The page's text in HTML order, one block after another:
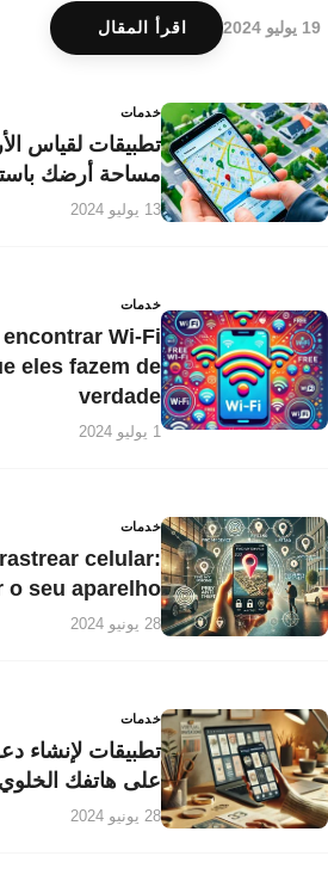
19 يوليو 2024 اقرأ المقال
خدمات
تطبيقات لقياس
مساحة أرضك
13 يوليو 2024
خدمات
Wi-Fi
eles fazem de
verdade
1 يوليو 2024
خدمات
celular:
o seu aparelho
28 يونيو 2024
خدمات
تطبيقات لإنشاء
على هاتفك الخلوي
28 يونيو 2024